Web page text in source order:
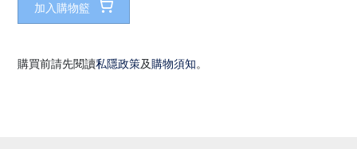
加入購物籃
購買前請先閱讀私隱政策及購物須知。